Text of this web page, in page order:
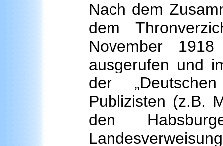
Nach dem
dem
November 1918
ausgerufen und
der
Publizisten (z.B.
den